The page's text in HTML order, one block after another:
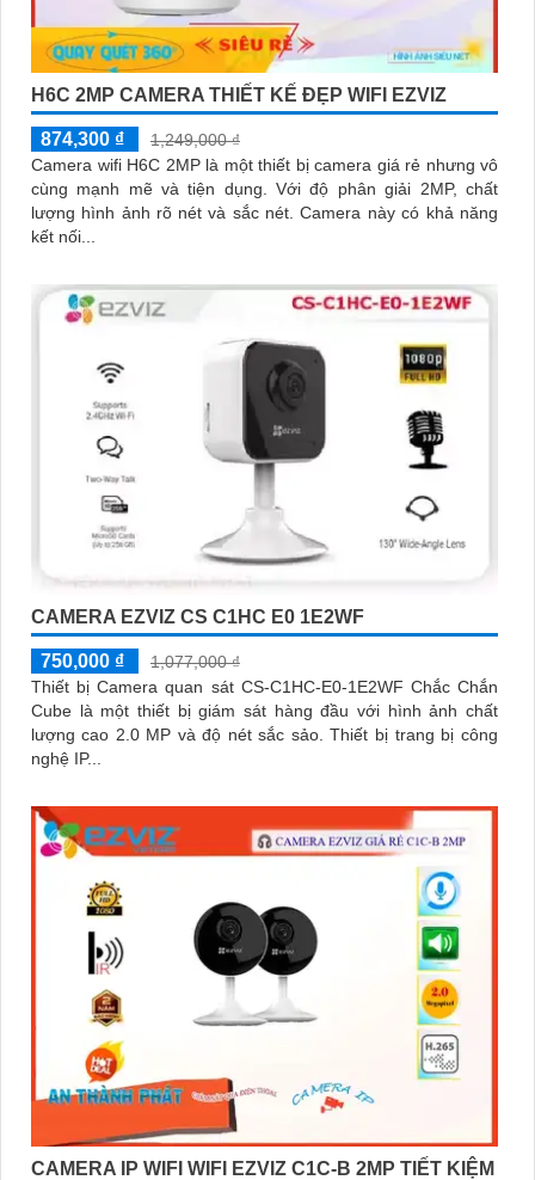
H6C 2MP CAMERA THIẾT KẾ ĐẸP WIFI EZVIZ
874,300 ₫
1,249,000 ₫
Camera wifi H6C 2MP là một thiết bị camera giá rẻ nhưng vô
cùng mạnh mẽ và tiện dụng. Với độ phân giải 2MP, chất
lượng hình ảnh rõ nét và sắc nét. Camera này có khả năng
kết nối...
CAMERA EZVIZ CS C1HC E0 1E2WF
750,000 ₫
1,077,000 ₫
Thiết bị Camera quan sát CS-C1HC-E0-1E2WF Chắc Chắn
Cube là một thiết bị giám sát hàng đầu với hình ảnh chất
lượng cao 2.0 MP và độ nét sắc sảo. Thiết bị trang bị công
nghệ IP...
CAMERA IP WIFI WIFI EZVIZ C1C-B 2MP TIẾT KIỆM